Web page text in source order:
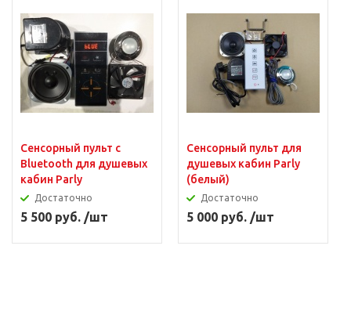
Сенсорный пульт с
Bluetooth для душевых
кабин Parly
Достаточно
5 500 руб. /шт
Сенсорный пульт для
душевых кабин Parly
(белый)
Достаточно
5 000 руб. /шт